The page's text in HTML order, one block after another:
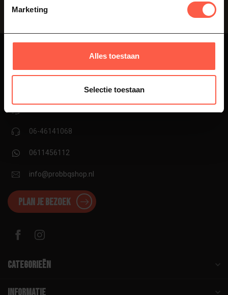
Marketing
Alles toestaan
Selectie toestaan
Vraag onze experts
6862 AT Oosterbeek
06-46141068
0611456112
info@probbqshop.nl
Plan je bezoek
Categorieën
Informatie